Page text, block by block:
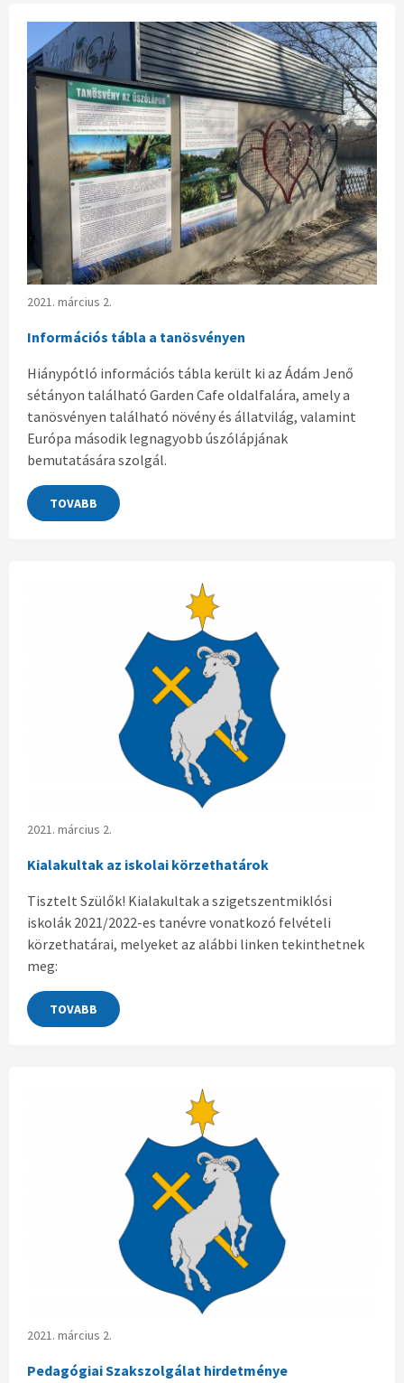
2021. március 2.
Információs tábla a tanösvényen
Hiánypótló információs tábla került ki az Ádám Jenő
sétányon található Garden Cafe oldalfalára, amely a
tanösvényen található növény és állatvilág, valamint
Európa második legnagyobb úszólápjának
bemutatására szolgál.
TOVABB
2021. március 2.
Kialakultak az iskolai körzethatárok
Tisztelt Szülők! Kialakultak a szigetszentmiklósi
iskolák 2021/2022-es tanévre vonatkozó felvételi
körzethatárai, melyeket az alábbi linken tekinthetnek
meg:
TOVABB
2021. március 2.
Pedagógiai Szakszolgálat hirdetménye